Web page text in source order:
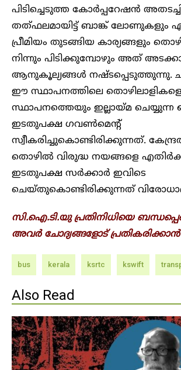
പിടിച്ചെടുത്ത കോർപ്പറേഷൻ
തത്ഫലമായിട്ട് ബാങ്ക്
പ്രീമിയം തുടങ്ങിയ കാര്യങ്ങളും
നിന്നും പിടിക്കുമ്പോഴും അത്
ആനുകൂല്യങ്ങൾ നഷ്ടപ്പെടുത്തുന്നു.
ഈ സ്ഥാപനത്തിലെ
സ്ഥാപനത്തെയും ഇല്ലായ്മ
ഇടതുപക്ഷ ഗവൺമെന്റ്
സ്വീകരിച്ചുകൊണ്ടിരിക്കുന്നത്.
തൊഴിൽ വിരുദ്ധ നയങ്ങളെ
ഇടതുപക്ഷ സർക്കാർ ഇവിടെ
ചെയ്തുകൊണ്ടിരിക്കുന്നത്
സി.ഐ.ടി.യു പ്രതിനിധിയെ
അവർ ചോദ്യങ്ങളോട് പ്രതികരിക്കാൻ
bus kerala ksrtc kswift
Also Read